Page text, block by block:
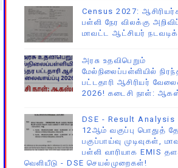
Census 2027:
பள்ளி நேர விலக்கு
மாவட்ட ஆட்சியர்
அரசு உதவிபெறும்
மேல்நிலைப்பள்ளியில்
பட்டதாரி ஆசிரியர்
2026! கடைசி நாள்:
DSE - Result Analysis
12ஆம் வகுப்பு பொதுத்
பகுப்பாய்வு முடிவுகள்,
பள்ளி வாரியாக EMIS
வெளியீடு - DSE செயல்முறைகள்!